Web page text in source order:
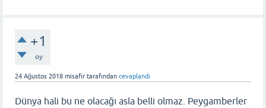
+1
oy
24 Ağustos 2018 misafir tarafından cevaplandı
Dünya hali bu ne olacağı asla belli olmaz. Peygamberler